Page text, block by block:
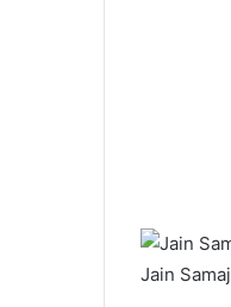
Jain Samaj